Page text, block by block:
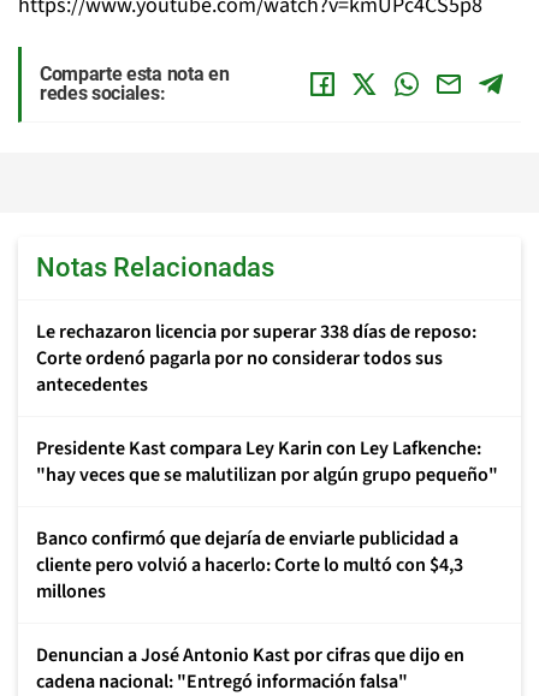
Comparte esta nota en
redes sociales:
Notas Relacionadas
Le rechazaron licencia por superar 338 días de reposo:
Corte ordenó pagarla por no considerar todos sus
antecedentes
Presidente Kast compara Ley Karin con Ley Lafkenche:
"hay veces que se malutilizan por algún grupo pequeño"
Banco confirmó que dejaría de enviarle publicidad a
cliente pero volvió a hacerlo: Corte lo multó con $4,3
millones
Denuncian a José Antonio Kast por cifras que dijo en
cadena nacional: "Entregó información falsa"